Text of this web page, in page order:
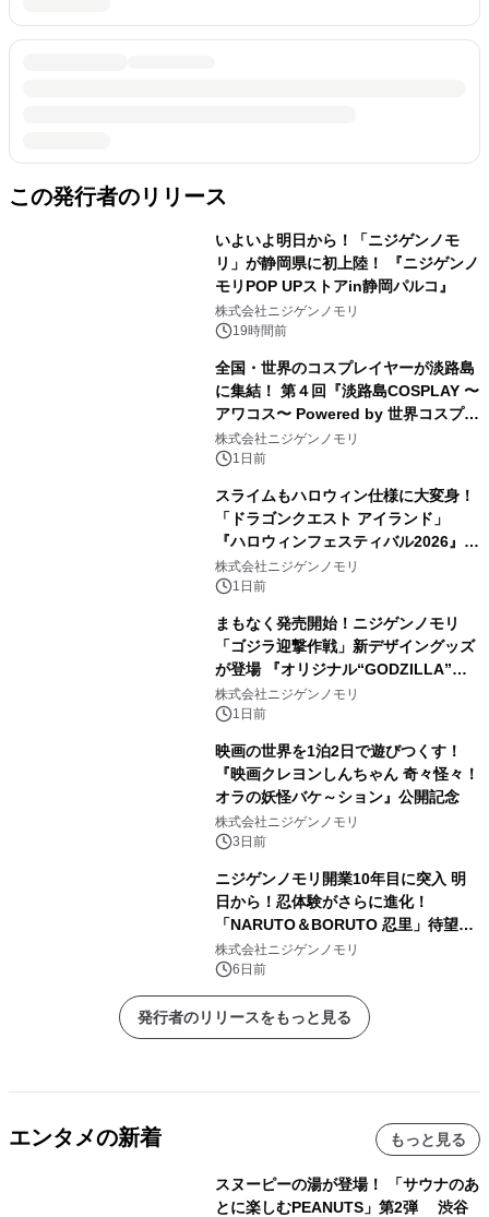
この発行者のリリース
いよいよ明日から！「ニジゲンノモ
リ」が静岡県に初上陸！ 『ニジゲンノ
モリPOP UPストアin静岡パルコ』
株式会社ニジゲンノモリ
19時間前
全国・世界のコスプレイヤーが淡路島
に集結！ 第４回『淡路島COSPLAY 〜
アワコス〜 Powered by 世界コスプレ
サミット』 2026年10月12日（月・
祝）開催決定！
株式会社ニジゲンノモリ
1日前
スライムもハロウィン仕様に大変身！
「ドラゴンクエスト アイランド」
『ハロウィンフェスティバル2026』開
催決定！ ～いたずらモンスターたちが
やってきた！？～
株式会社ニジゲンノモリ
1日前
まもなく発売開始！ニジゲンノモリ
「ゴジラ迎撃作戦」新デザイングッズ
が登場 『オリジナル“GODZILLA”フ
ィギュア付きプレミアムチケット』 8
月8日（土）より新登場！
株式会社ニジゲンノモリ
1日前
映画の世界を1泊2日で遊びつくす！
『映画クレヨンしんちゃん 奇々怪々！
オラの妖怪バケ～ション』公開記念
株式会社ニジゲンノモリ
3日前
ニジゲンノモリ開業10年目に突入 明
日から！忍体験がさらに進化！
「NARUTO＆BORUTO 忍里」待望の
オリジナル『額当て』3種が2026年8
月1日（土）より新登場
株式会社ニジゲンノモリ
6日前
発行者のリリースをもっと見る
エンタメの新着 もっと見る
スヌーピーの湯が登場！ 「サウナのあ
とに楽しむPEANUTS」第2弾 渋谷